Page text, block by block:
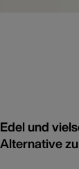
Edel und
Alternative